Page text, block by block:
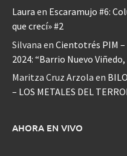
Laura en Escaramujo #6:
que crecí» #2
Silvana en Cientotrés PIM
2024: “Barrio Nuevo
Maritza Cruz Arzola en
– LOS METALES DEL
AHORA EN VIVO